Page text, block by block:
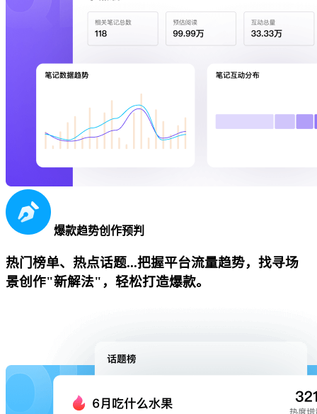
爆款趋势创作预判
热门榜单、热点话题...把握平台流量趋势，找寻场
景创作"新解法"，轻松打造爆款。